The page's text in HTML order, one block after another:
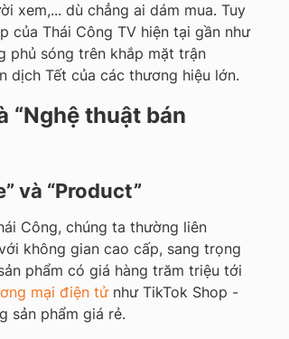
xem,... dù chẳng ai dám mua. Tuy
của Thái Công TV hiện tại gần như
phủ sóng trên khắp mặt trận
dịch Tết của các thương hiệu lớn.
“Nghệ thuật bán
và “Product”
Công, chúng ta thường liên
không gian cao cấp, sang trọng
phẩm có giá hàng trăm triệu tới
mại điện tửnhư TikTok Shop -
sản phẩm giá rẻ.